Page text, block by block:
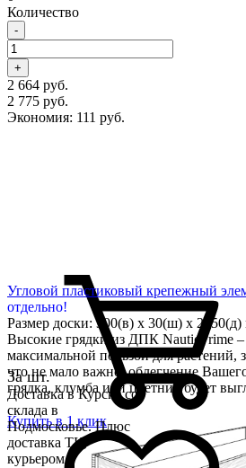
Количество
-
+
2 664 руб.
2 775 руб.
Экономия: 111 руб.
За шт.
Доставка в Курске со
склада в
Подмосковье. Плюс
доставка ТК,
курьером
Купить в 1 клик
Угловой пластиковый крепежный
отдельно!
Размер доски: 300(в) х 30(ш) х
Высокие грядки из ДПК NauticPrime –
максимальной пользой для растений,
что не мало важно, облегчение
грядка, клумба или цветник будет